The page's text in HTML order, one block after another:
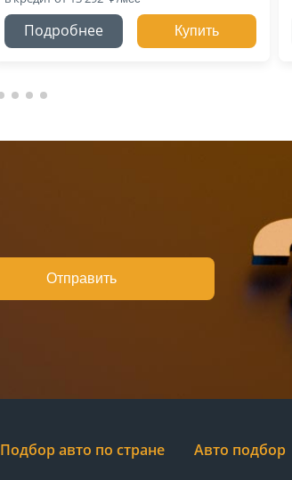
Подробнее Купить
Отправить
Подбор авто по стране Авто подбор